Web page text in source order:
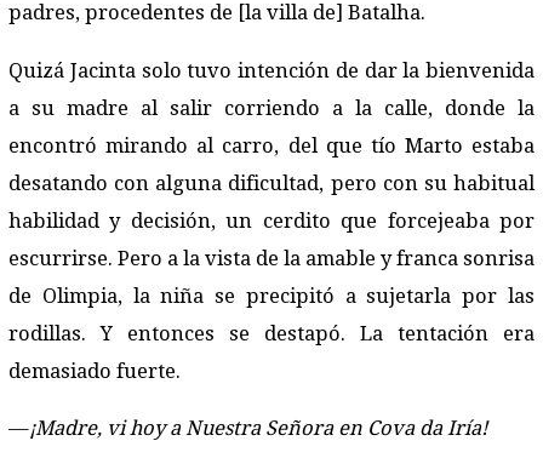
padres, procedentes de [la villa de] Batalha.
Quizá Jacinta solo tuvo intención de dar la bienvenida
a su madre al salir corriendo a la calle, donde la
encontró mirando al carro, del que tío Marto estaba
desatando con alguna dificultad, pero con su habitual
habilidad y decisión, un cerdito que forcejeaba por
escurrirse. Pero a la vista de la amable y franca sonrisa
de Olimpia, la niña se precipitó a sujetarla por las
rodillas. Y entonces se destapó. La tentación era
demasiado fuerte.
—¡Madre, vi hoy a Nuestra Señora en Cova da Iría!